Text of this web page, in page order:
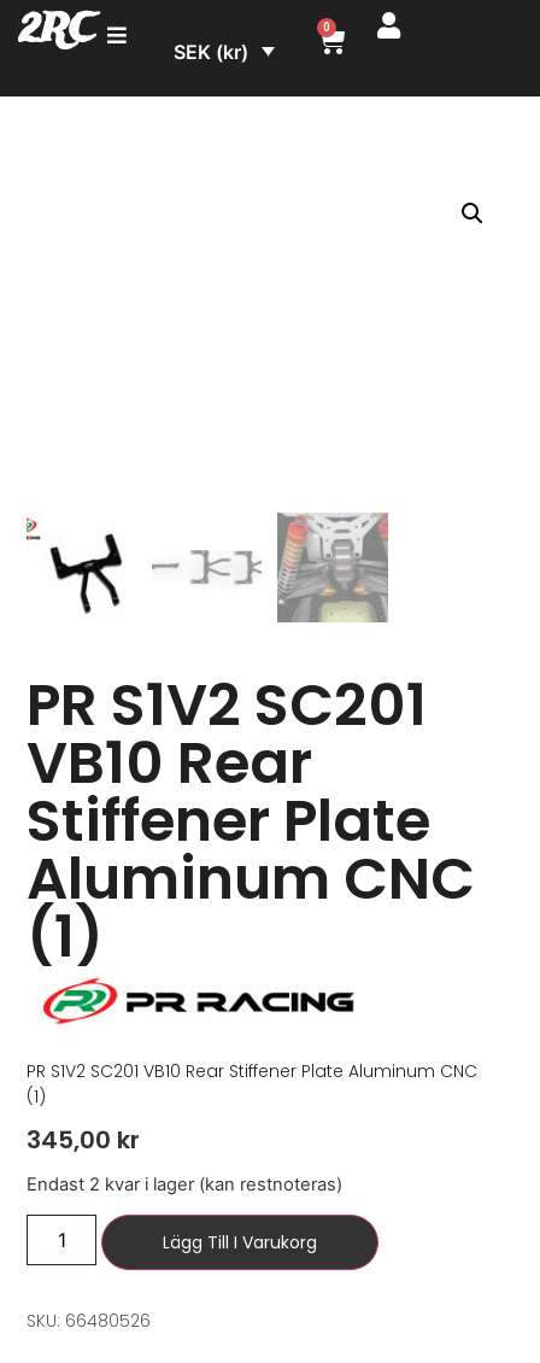
2RC SEK (kr)
0
PR S1V2 SC201
VB10 Rear
Stiffener Plate
Aluminum CNC
(1)
PR S1V2 SC201 VB10 Rear Stiffener Plate Aluminum CNC
(1)
345,00 kr
Endast 2 kvar i lager (kan restnoteras)
Lägg Till I Varukorg
SKU: 66480526